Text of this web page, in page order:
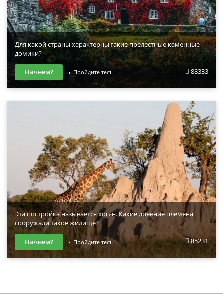
Для какой страны характерны такие прелестные каменные
домики?
88333
Начнем? Пройдите тест
Эта постройка называется хоган. Какие древние племена
сооружали такое жилище?
85231
Начнем? Пройдите тест